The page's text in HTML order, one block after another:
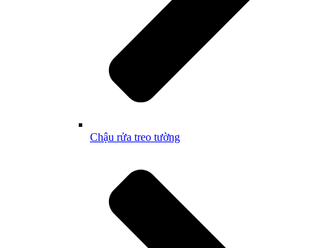
Chậu rửa treo tường